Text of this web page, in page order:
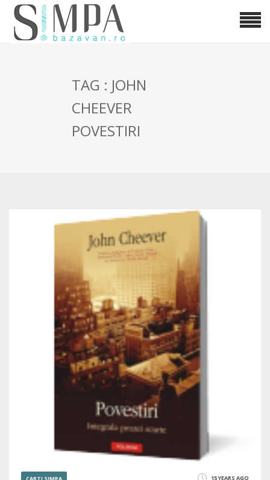
TAG : JOHN
CHEEVER
POVESTIRI
15 YEARS AGO